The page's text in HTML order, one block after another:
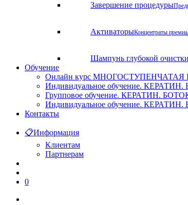
Завершение процедуры
АктиваторыКонцентраты
Шампунь глубокой очистки
Обучение
Онлайн курс МНОГОСТУПЕНЧАТАЯ
Индивидуальное обучение.
Групповое обучение. КЕРАТИН.
Индивидуальное обучение.
Контакты
📋Информация
Клиентам
Партнерам
0